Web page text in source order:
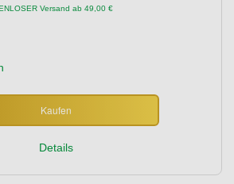
Versand ab 49,00 €
Kaufen
Details